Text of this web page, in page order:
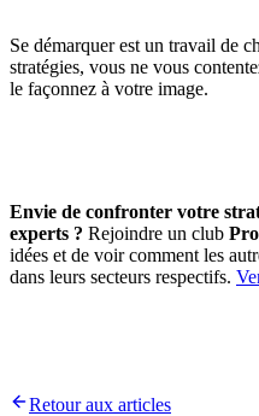
Se démarquer est un travail de
stratégies, vous ne vous
le façonnez à votre image.
Envie de confronter votre
experts ? Rejoindre un club
idées et de voir comment les
dans leurs secteurs respectifs.
Retour aux articles